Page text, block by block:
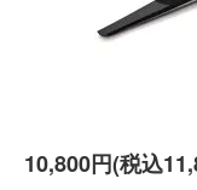
10,800円(税込